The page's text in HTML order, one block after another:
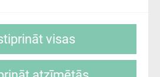
– Pārzinis, sīkdatņu
visas